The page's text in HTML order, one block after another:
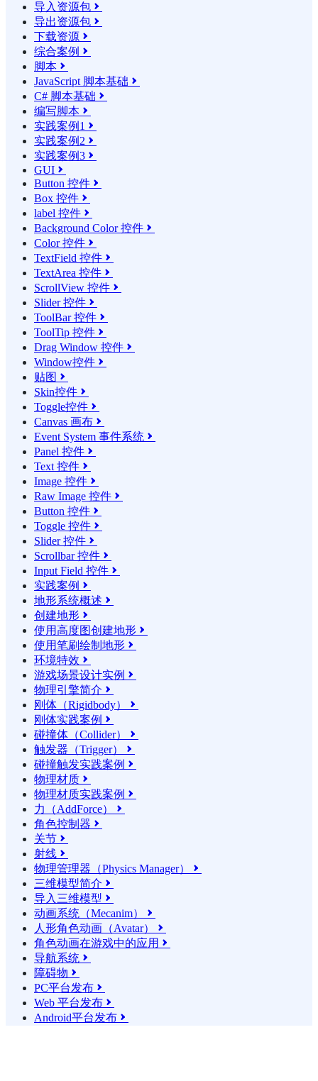
导入资源包 
导出资源包 
下载资源 
综合案例 
脚本 
JavaScript 脚本基础 
C# 脚本基础 
编写脚本 
实践案例1 
实践案例2 
实践案例3 
GUI 
Button 控件 
Box 控件 
label 控件 
Background Color 控件 
Color 控件 
TextField 控件 
TextArea 控件 
ScrollView 控件 
Slider 控件 
ToolBar 控件 
ToolTip 控件 
Drag Window 控件 
Window控件 
贴图 
Skin控件 
Toggle控件 
Canvas 画布 
Event System 事件系统 
Panel 控件 
Text 控件 
Image 控件 
Raw Image 控件 
Button 控件 
Toggle 控件 
Slider 控件 
Scrollbar 控件 
Input Field 控件 
实践案例 
地形系统概述 
创建地形 
使用高度图创建地形 
使用笔刷绘制地形 
环境特效 
游戏场景设计实例 
物理引擎简介 
刚体（Rigidbody） 
刚体实践案例 
碰撞体（Collider） 
触发器（Trigger） 
碰撞触发实践案例 
物理材质 
物理材质实践案例 
力（AddForce） 
角色控制器 
关节 
射线 
物理管理器（Physics Manager） 
三维模型简介 
导入三维模型 
动画系统（Mecanim） 
人形角色动画（Avatar） 
角色动画在游戏中的应用 
导航系统 
障碍物 
PC平台发布 
Web 平台发布 
Android平台发布 